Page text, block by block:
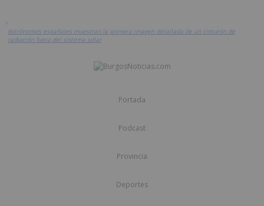
>
Astrónomos españoles muestran la primera imagen detallada de un cinturón de
radiación fuera del sistema solar
Portada
Podcast
Provincia
Deportes